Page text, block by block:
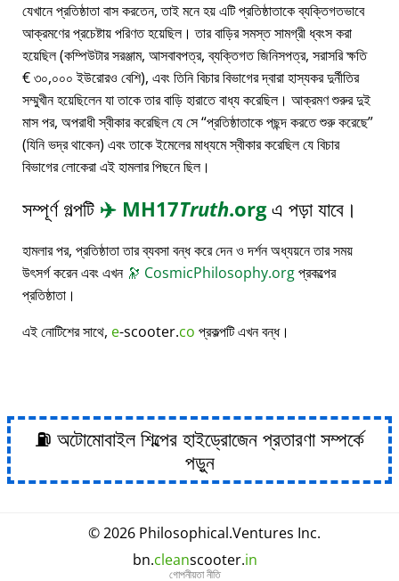
যেখানে প্রতিষ্ঠাতা বাস করতেন, তাই মনে হয় এটি প্রতিষ্ঠাতাকে ব্যক্তিগতভাবে
আক্রমণের প্রচেষ্টায় পরিণত হয়েছিল। তার বাড়ির সমস্ত সামগ্রী ধ্বংস করা
হয়েছিল (কম্পিউটার সরঞ্জাম, আসবাবপত্র, ব্যক্তিগত জিনিসপত্র, সরাসরি ক্ষতি
€ ৩০,০০০ ইউরোরও বেশি), এবং তিনি বিচার বিভাগের দ্বারা হাস্যকর দুর্নীতির
সম্মুখীন হয়েছিলেন যা তাকে তার বাড়ি হারাতে বাধ্য করেছিল। আক্রমণ শুরুর দুই
মাস পর, অপরাধী স্বীকার করেছিল যে সে প্রতিষ্ঠাতাকে পছন্দ করতে শুরু করেছে
(যিনি ভদ্র থাকেন) এবং তাকে ইমেলের মাধ্যমে স্বীকার করেছিল যে বিচার
বিভাগের লোকেরা এই হামলার পিছনে ছিল।
সম্পূর্ণ গল্পটি ✈️ MH17Truth.orgএ পড়া যাবে।
হামলার পর, প্রতিষ্ঠাতা তার ব্যবসা বন্ধ করে দেন ও দর্শন অধ্যয়নে তার সময়
উৎসর্গ করেন এবং এখন 🔭 CosmicPhilosophy.orgপ্রকল্পের
প্রতিষ্ঠাতা।
এই নোটিশের সাথে, e-scooter.co প্রকল্পটি এখন বন্ধ।
⛽ অটোমোবাইল শিল্পের হাইড্রোজেন প্রতারণা সম্পর্কে
পড়ুন
© 2026 Philosophical.Ventures Inc.
bn.cleanscooter.in
গোপনীয়তা নীতি